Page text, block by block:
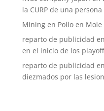
la CURP de una
Miningen Pollo en Mole
reparto de publicidad en
en el inicio de los
reparto de publicidad en
diezmados por las